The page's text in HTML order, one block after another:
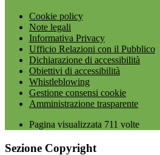
Cookie policy
Note legali
Informativa Privacy
Ufficio Relazioni con il Pubblico
Dichiarazione di accessibilità
Obiettivi di accessibilità
Whistleblowing
Gestione consensi cookie
Amministrazione trasparente
Pagina visualizzata 711 volte
Sezione Copyright